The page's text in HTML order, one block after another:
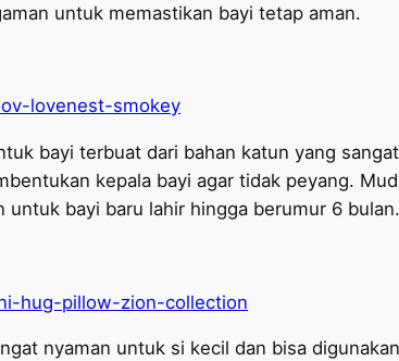
untuk memastikan bayi tetap aman.
lovenest-smokey
bayi terbuat dari bahan katun yang
kepala bayi agar tidak peyang.
bayi baru lahir hingga berumur 6 bulan.
hug-pillow-zion-collection
nyaman untuk si kecil dan bisa